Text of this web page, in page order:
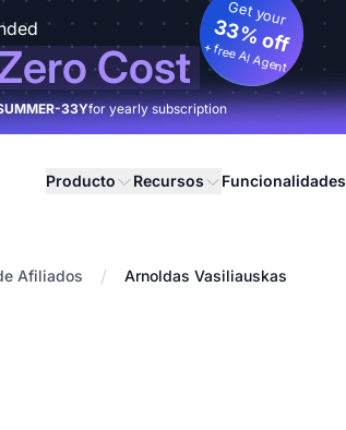
Cost
Get your
33% off
+ free AI Agent
33Yfor yearly subscription
Producto Recursos Funcionalidades
Afiliados / Arnoldas Vasiliauskas